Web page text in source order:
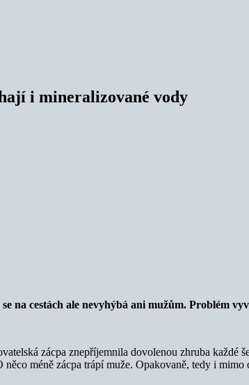
i mineralizované vody
na cestách ale nevyhýbá ani mužům. Problém
zácpa znepříjemnila dovolenou zhruba
méně zácpa trápí muže. Opakovaně, tedy i